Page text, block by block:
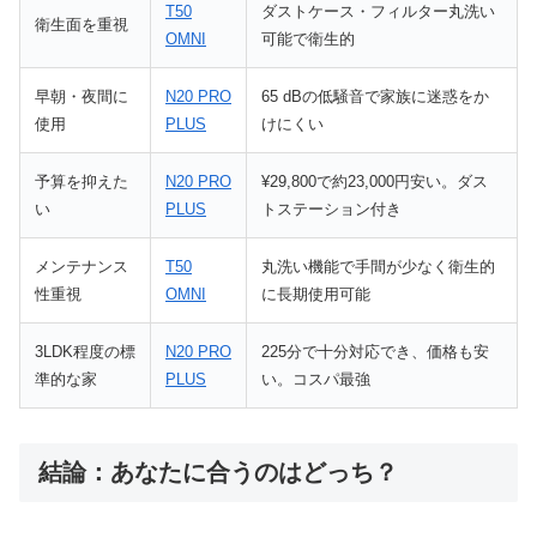
衛生面を重視
T50
OMNI
ダストケース・フィルター丸洗い
可能で衛生的
早朝・夜間に
使用
N20 PRO
PLUS
65 dBの低騒音で家族に迷惑をか
けにくい
予算を抑えた
い
N20 PRO
PLUS
¥29,800で約23,000円安い。ダス
トステーション付き
メンテナンス
性重視
T50
OMNI
丸洗い機能で手間が少なく衛生的
に長期使用可能
3LDK程度の標
準的な家
N20 PRO
PLUS
225分で十分対応でき、価格も安
い。コスパ最強
結論：あなたに合うのはどっち？